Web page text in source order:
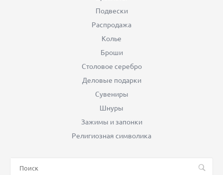
Подвески
Распродажа
Колье
Броши
Столовое серебро
Деловые подарки
Сувениры
Шнуры
Зажимы и запонки
Религиозная символика